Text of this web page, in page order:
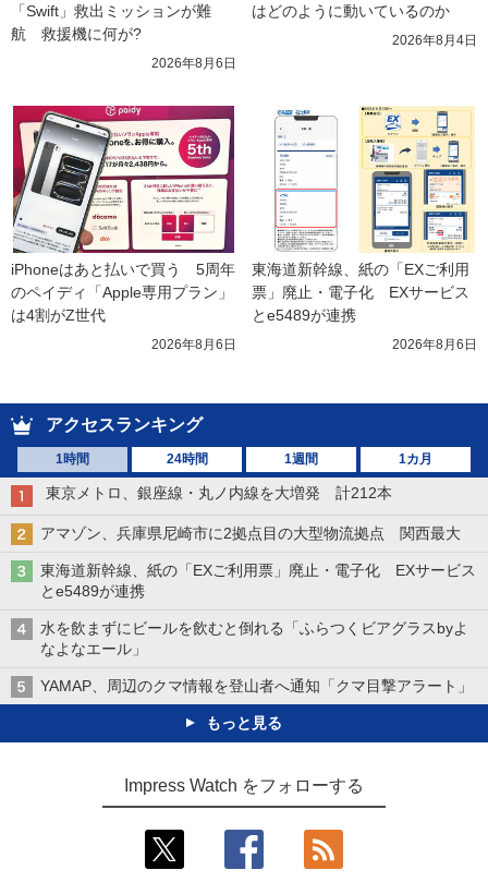
「Swift」救出ミッションが難
航　救援機に何が?
2026年8月6日
はどのように動いているのか
2026年8月4日
iPhoneはあと払いで買う　5周年
のペイディ「Apple専用プラン」
は4割がZ世代
2026年8月6日
東海道新幹線、紙の「EXご利用
票」廃止・電子化　EXサービス
とe5489が連携
2026年8月6日
アクセスランキング
1時間 24時間 1週間 1カ月
東京メトロ、銀座線・丸ノ内線を大増発 計212本
アマゾン、兵庫県尼崎市に2拠点目の大型物流拠点 関西最大
東海道新幹線、紙の「EXご利用票」廃止・電子化 EXサービス
とe5489が連携
水を飲まずにビールを飲むと倒れる「ふらつくビアグラスbyよ
なよなエール」
YAMAP、周辺のクマ情報を登山者へ通知「クマ目撃アラート」
もっと見る
Impress Watch をフォローする